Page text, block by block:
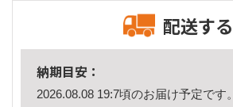
配送する
納期目安：
2026.08.08 19:7頃のお届け予定です。